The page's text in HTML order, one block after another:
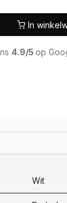
In
4.9/5 op
Wit